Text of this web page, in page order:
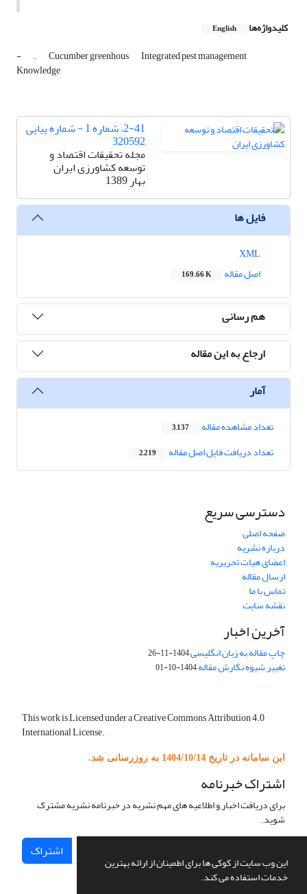
این وب سایت از کوکی ها برای اطمینان از ارائه بهترین
خدمات استفاده می کند.
کلیدواژه‌ها English
- . Cucumber greenhous Integrated pest management
Knowledge
2-41، شماره 1 - شماره پیاپی
320592
مجله تحقیقات اقتصاد و
توسعه کشاورزی ایران
بهار 1389
فایل ها
اصل مقاله
169.66 K
هم رسانی
ارجاع به این مقاله
آمار
تعداد مشاهده مقاله 3,137
تعداد دریافت فایل اصل مقاله 2,219
دسترسی سریع
صفحه اصلی
درباره نشریه
اعضای هیات تحریریه
ارسال مقاله
تماس با ما
نقشه سایت
آخرین اخبار
چاپ مقاله به زبان انگلیسی1404-11-26
تغییر شیوه نگارش مقاله1404-10-01
This work is Licensed under a Creative Commons Attribution 4.0
International License.
این سامانه در تاریخ 1404/10/14 به روزرسانی شد.
اشتراک خبرنامه
برای دریافت اخبار و اطلاعیه های مهم نشریه در خبرنامه نشریه مشترک
شوید.
اشتراک